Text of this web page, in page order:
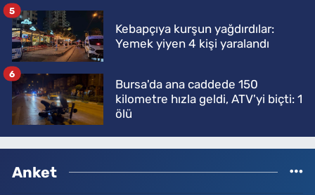
Kebapçıya kurşun yağdırdılar:
Yemek yiyen 4 kişi yaralandı
5
Bursa'da ana caddede 150
kilometre hızla geldi, ATV'yi biçti: 1
ölü
6
Anket